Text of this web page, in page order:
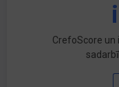
CrefoScore